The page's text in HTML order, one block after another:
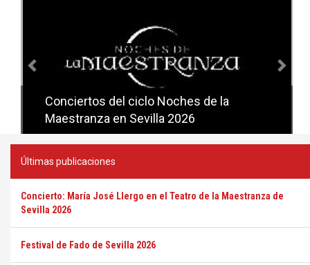
Conciertos del ciclo Noches de la
Maestranza en Sevilla 2026
Conciertos del ciclo Candlelight en
Sevilla
Últimas publicaciones
Concierto: María José Llergo en el Teatro de la Maestranza de
Sevilla 2026
Festival de Fado de Sevilla 2026